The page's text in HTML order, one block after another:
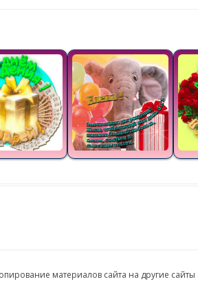
материалов сайта на другие